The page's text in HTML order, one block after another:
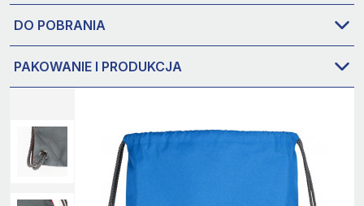
DO POBRANIA
PAKOWANIE I PRODUKCJA